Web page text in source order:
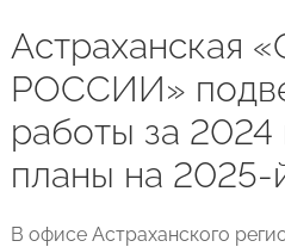
Астраханская
РОССИИ»
работы за
планы на 2025-
В офисе Астраханского